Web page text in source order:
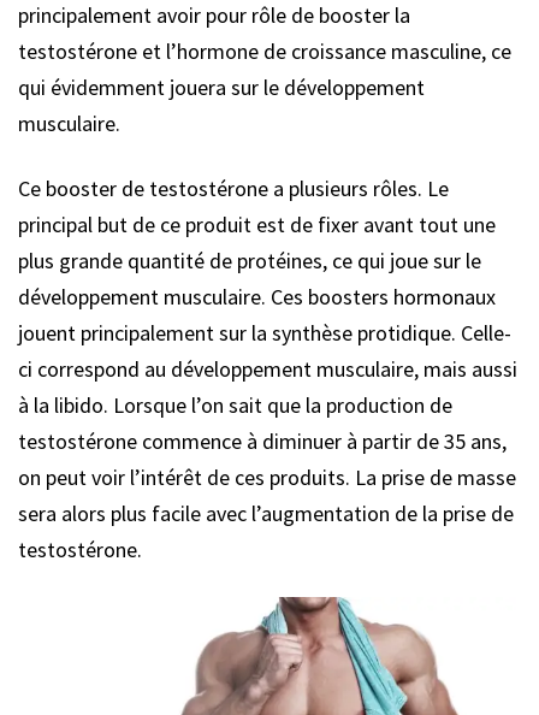
principalement avoir pour rôle de booster la
testostérone et l’hormone de croissance masculine, ce
qui évidemment jouera sur le développement
musculaire.
Ce booster de testostérone a plusieurs rôles. Le
principal but de ce produit est de fixer avant tout une
plus grande quantité de protéines, ce qui joue sur le
développement musculaire. Ces boosters hormonaux
jouent principalement sur la synthèse protidique. Celle-
ci correspond au développement musculaire, mais aussi
à la libido. Lorsque l’on sait que la production de
testostérone commence à diminuer à partir de 35 ans,
on peut voir l’intérêt de ces produits. La prise de masse
sera alors plus facile avec l’augmentation de la prise de
testostérone.